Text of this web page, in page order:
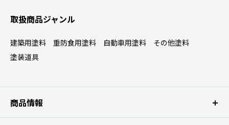
取扱商品ジャンル
建築用塗料 重防食用塗料 自動車用塗料
その他塗料
塗装道具
商品情報